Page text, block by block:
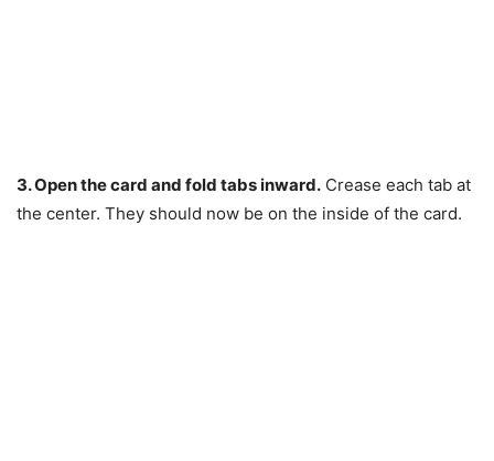
3. Open the card and fold tabs inward. Crease each tab at
the center. They should now be on the inside of the card.